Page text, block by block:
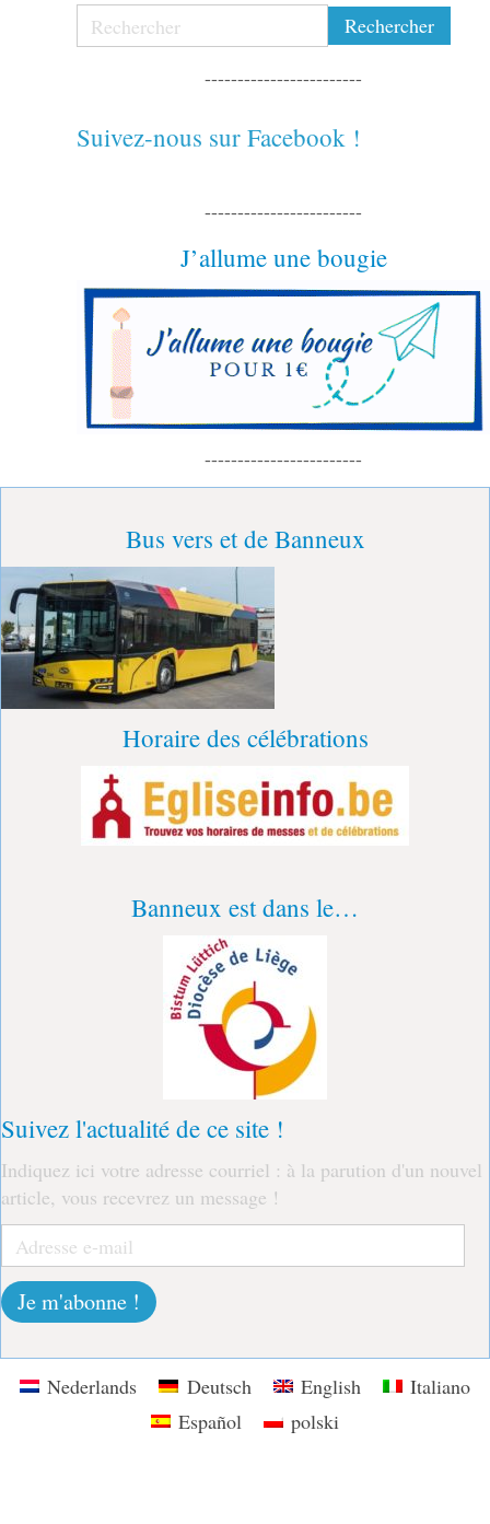
------------------------
Suivez-nous sur Facebook !
------------------------
J’allume une bougie
------------------------
Bus vers et de Banneux
Horaire des célébrations
Banneux est dans le…
Suivez l'actualité de ce site !
Indiquez ici votre adresse courriel : à la parution d'un nouvel
article, vous recevrez un message !
Adresse
e-
mailJe m'abonne !
Nederlands Deutsch English
Italiano
Español
polski